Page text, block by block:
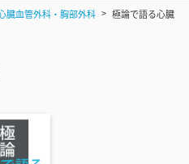
臓血管外科・胸部外科
極論で語る心臓